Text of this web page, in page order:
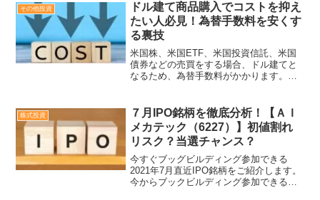
その他投資
ドル建て商品購入でコストを抑え
たい人必見！為替手数料を安くす
る裏技
米国株、米国ETF、米国投資信託、米国
債券などの売買をする場合、ドル建てと
なるため、為替手数料がかかります。投
ている場合があります。いずれにして
も、米国建て商品の場合、...
株式投資
７月IPO銘柄を徹底分析！【ＡＩ
メカテック（6227）】初値割れ
リスク？当選チャンス？
今すぐブッグビルディング参加できる
2021年7月直近IPO銘柄をご紹介します。
今からブックビルディング参加できる５